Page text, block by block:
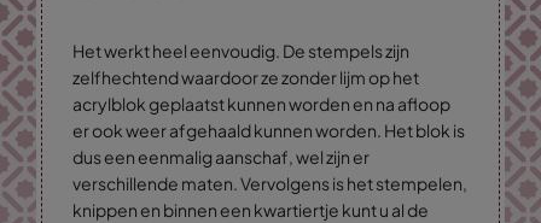
Het werkt heel eenvoudig. De stempels zijn
zelfhechtend waardoor ze zonder lijm op het
acrylblok geplaatst kunnen worden en na afloop
er ook weer afgehaald kunnen worden. Het blok is
dus een eenmalig aanschaf, wel zijn er
verschillende maten. Vervolgens is het stempelen,
knippen en binnen een kwartiertje kunt u al de